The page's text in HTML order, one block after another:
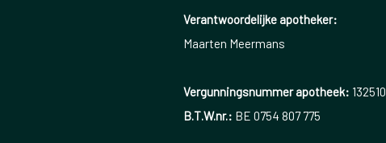
Verantwoordelijke apotheker:
Maarten Meermans
Vergunningsnummer apotheek: 132510
B.T.W.nr.: BE 0754 807 775